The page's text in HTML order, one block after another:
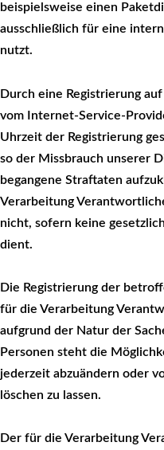
beispielsweise einen
ausschließlich für eine
nutzt.
Durch eine Registrierung
vom Internet-Service-
Uhrzeit der Registrierung
so der Missbrauch unserer
begangene Straftaten
Verarbeitung
nicht, sofern keine
dient.
Die Registrierung der
für die Verarbeitung
aufgrund der Natur der
Personen steht die
jederzeit abzuändern oder
löschen zu lassen.
Der für die Verarbeitung